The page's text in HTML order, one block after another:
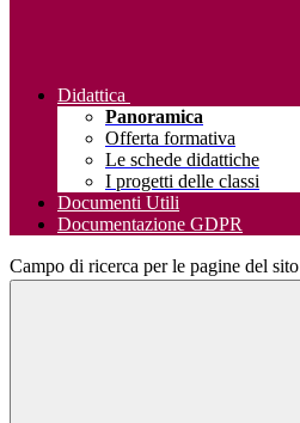
Didattica
Panoramica
Offerta formativa
Le schede didattiche
I progetti delle classi
Documenti Utili
Documentazione GDPR
Campo di ricerca per le pagine del sito